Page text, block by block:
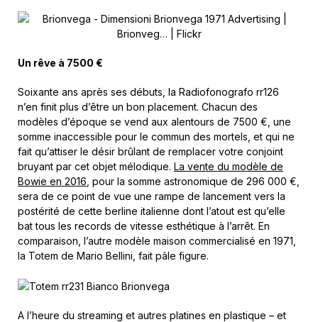
Un rêve à 7500 €
Soixante ans après ses débuts, la Radiofonografo rr126
n’en finit plus d’être un bon placement. Chacun des
modèles d’époque se vend aux alentours de 7500 €, une
somme inaccessible pour le commun des mortels, et qui ne
fait qu’attiser le désir brûlant de remplacer votre conjoint
bruyant par cet objet mélodique. La vente du modèle de
Bowie en 2016 , pour la somme astronomique de 296 000 €,
sera de ce point de vue une rampe de lancement vers la
postérité de cette berline italienne dont l’atout est qu’elle
bat tous les records de vitesse esthétique à l’arrêt. En
comparaison, l’autre modèle maison commercialisé en 1971,
la Totem de Mario Bellini, fait pâle figure.
A l’heure du streaming et autres platines en plastique – et